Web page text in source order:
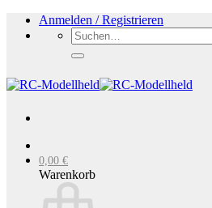
Zum
Inhalt
Anmelden / Registrieren
Suchen
nach:
0,00 €
Warenkorb